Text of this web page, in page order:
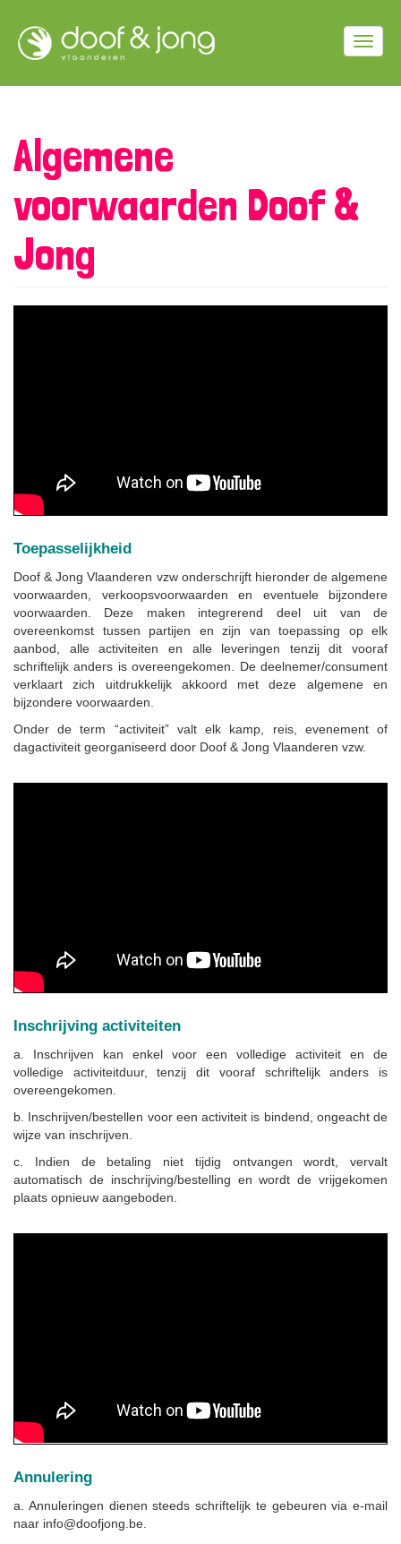
naar
Algemene
voorwaarden Doof &
Jong
Toepasselijkheid
Doof & Jong Vlaanderen vzw onderschrijft hieronder de algemene
voorwaarden, verkoopsvoorwaarden en eventuele bijzondere
voorwaarden. Deze maken integrerend deel uit van de
overeenkomst tussen partijen en zijn van toepassing op elk
aanbod, alle activiteiten en alle leveringen tenzij dit vooraf
schriftelijk anders is overeengekomen. De deelnemer/consument
verklaart zich uitdrukkelijk akkoord met deze algemene en
bijzondere voorwaarden.
Onder de term “activiteit” valt elk kamp, reis, evenement of
dagactiviteit georganiseerd door Doof & Jong Vlaanderen vzw.
Inschrijving activiteiten
a. Inschrijven kan enkel voor een volledige activiteit en de
volledige activiteitduur, tenzij dit vooraf schriftelijk anders is
overeengekomen.
b. Inschrijven/bestellen voor een activiteit is bindend, ongeacht de
wijze van inschrijven.
c. Indien de betaling niet tijdig ontvangen wordt, vervalt
automatisch de inschrijving/bestelling en wordt de vrijgekomen
plaats opnieuw aangeboden.
Annulering
a. Annuleringen dienen steeds schriftelijk te gebeuren via e-mail
naar info@doofjong.be.